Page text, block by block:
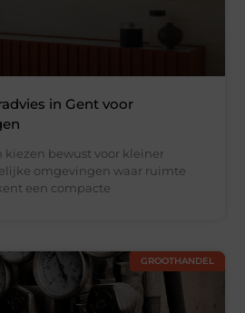
in Gent voor
kiezen bewust voor kleiner
omgevingen waar ruimte
een compacte
GROOTHANDEL